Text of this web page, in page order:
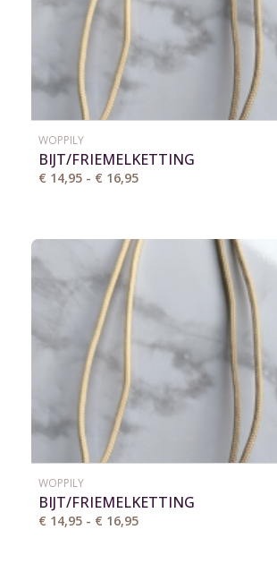
WOPPILY
BIJT/FRIEMELKETTING
€ 14,95 - € 16,95
WOPPILY
BIJT/FRIEMELKETTING
€ 14,95 - € 16,95